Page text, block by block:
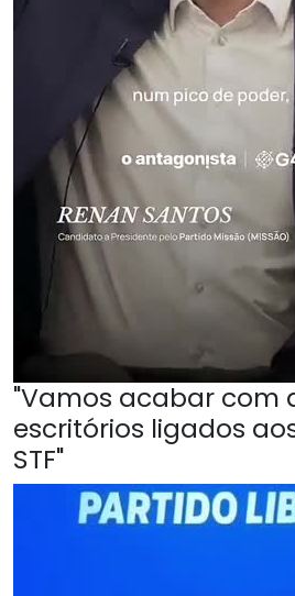
"Vamos acabar com
escritórios ligados
STF"